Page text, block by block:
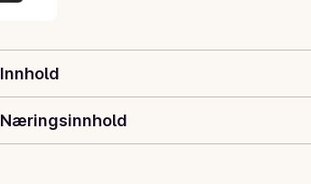
Innhold
Næringsinnhold